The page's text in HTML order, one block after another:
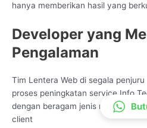
hanya memberikan hasil yang
Developer yang
Pengalaman
Tim Lentera Web di segala
proses peningkatan service Info
dengan beragam jenis mode
client